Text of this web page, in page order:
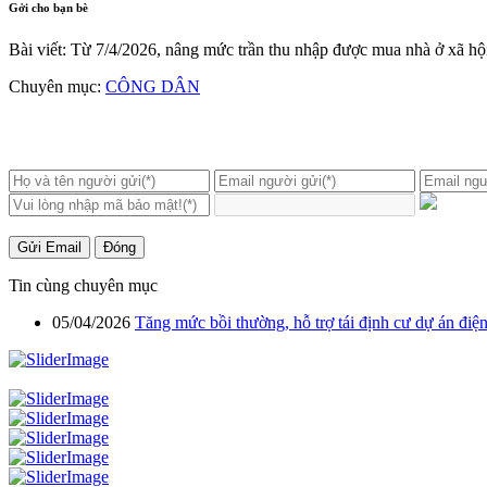
Gởi cho bạn bè
Bài viết: Từ 7/4/2026, nâng mức trần thu nhập được mua nhà ở xã
Chuyên mục: CÔNG DÂN
Gửi Email Đóng
Tin cùng chuyên mục
05/04/2026 Tăng mức bồi thường, hỗ trợ tái định cư dự án